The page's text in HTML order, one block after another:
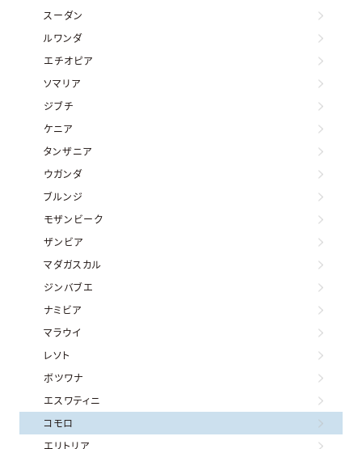
スーダン
ルワンダ
エチオピア
ソマリア
ジブチ
ケニア
タンザニア
ウガンダ
ブルンジ
モザンビーク
ザンビア
マダガスカル
ジンバブエ
ナミビア
マラウイ
レソト
ボツワナ
エスワティニ
コモロ
エリトリア